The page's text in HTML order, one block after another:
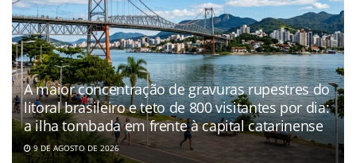
A maior concentração de gravuras rupestres do
litoral brasileiro e teto de 800 visitantes por dia:
a ilha tombada em frente à capital catarinense
9 DE AGOSTO DE 2026